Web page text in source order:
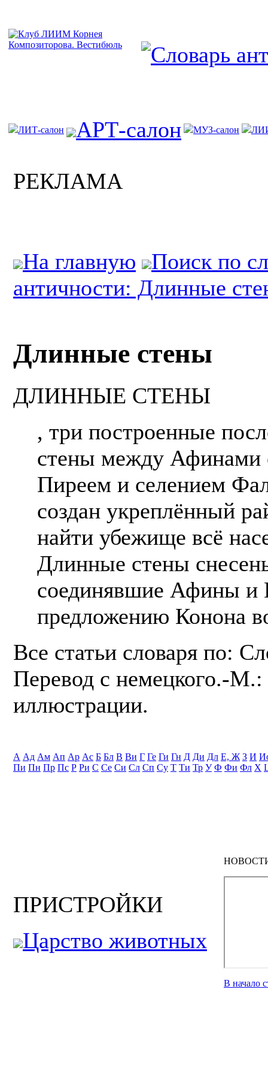
ЛИТ-салон АРТ-салон МУЗ-салон
РЕКЛАМА
На главную
Поиск по
античности: Длинные
Длинные стены
ДЛИННЫЕ СТЕНЫ
, три построенные
стены между Афинами
Пиреем и селением
создан укреплённый
найти убежище всё
Длинные стены
соединявшие Афины и
предложению Конона
Все статьи словаря по:
Перевод с немецкого.-
иллюстрации.
А Ад Ам Ап Ар Ас Б Бл В Ви Г Ге Ги Гн Д Ди Дл Е, Ж З И
Пи Пн Пр Пс Р Ри С Се Си Сл Сп Су Т Ти Тр У Ф Фи Фл Х
ПРИСТРОЙКИ
Царство животных
В начало